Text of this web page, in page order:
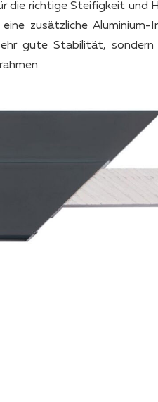
die richtige Steifigkeit und
zusätzliche Aluminium-
gute Stabilität,